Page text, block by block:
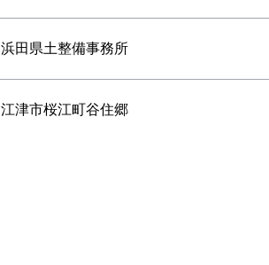
浜田県土整備事務所
江津市桜江町谷住郷